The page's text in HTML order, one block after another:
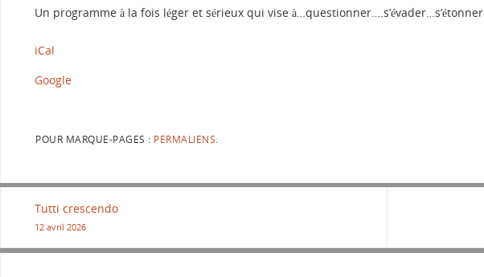
Un programme à la fois léger et sérieux qui vise à…questionner….s’évader…s’étonner
iCal
Google
POUR MARQUE-PAGES : PERMALIENS
Tutti crescendo
12 avril 2026